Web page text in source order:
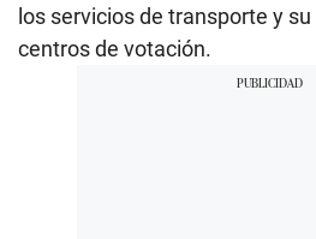
los servicios de transporte y
centros de votación.